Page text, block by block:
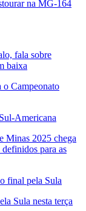
na MG-164
fala sobre
baixa
o Campeonato
Americana
Minas 2025 chega
para as
final pela Sula
Sula nesta terça